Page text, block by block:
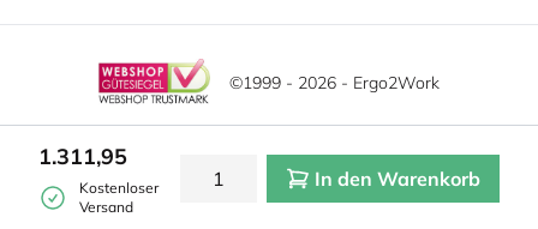
1.311,95
Kostenloser
Versand
In den Warenkorb
©1999 - 2026 - Ergo2Work
Haftungsausschluss
Allgemeine Geschäftsbedingungen
Cookie-Einstellungen